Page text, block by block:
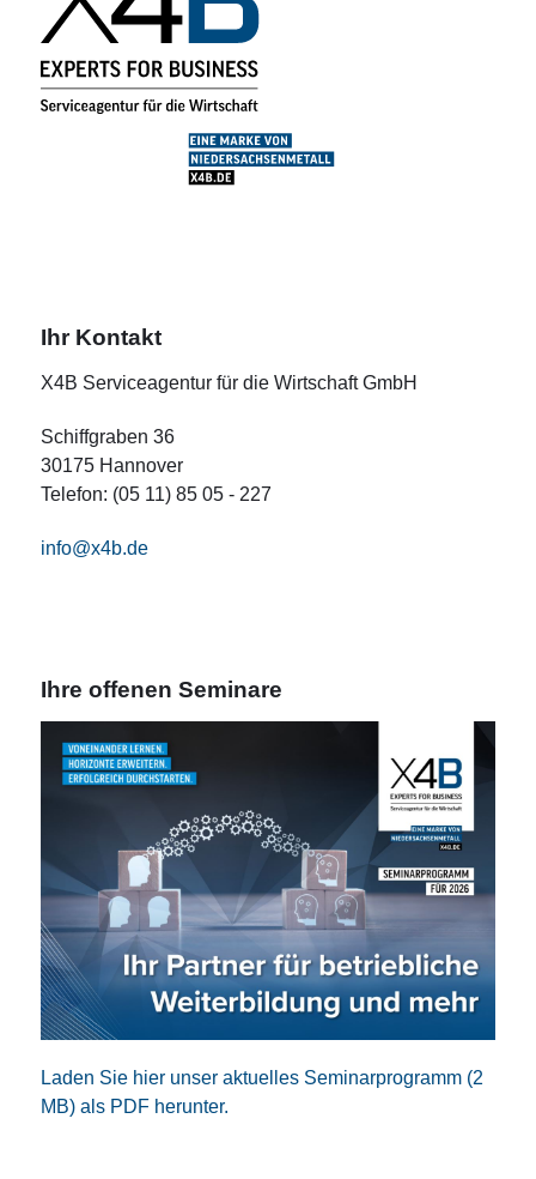
Ihr Kontakt
X4B Serviceagentur für die Wirtschaft GmbH
Schiffgraben 36
30175 Hannover
Telefon: (05 11) 85 05 - 227
info@x4b.de
Ihre offenen Seminare
Laden Sie hier unser aktuelles Seminarprogramm (2
MB) als PDF herunter.